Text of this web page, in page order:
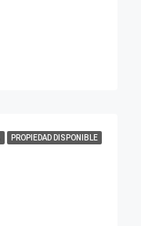
PROPIEDAD DISPONIBLE